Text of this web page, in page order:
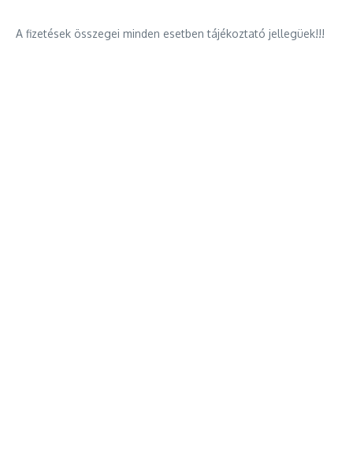
A fizetések összegei minden esetben tájékoztató jellegüek!!!